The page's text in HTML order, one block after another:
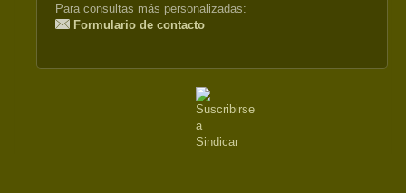
Para consultas más personalizadas:
Formulario de contacto